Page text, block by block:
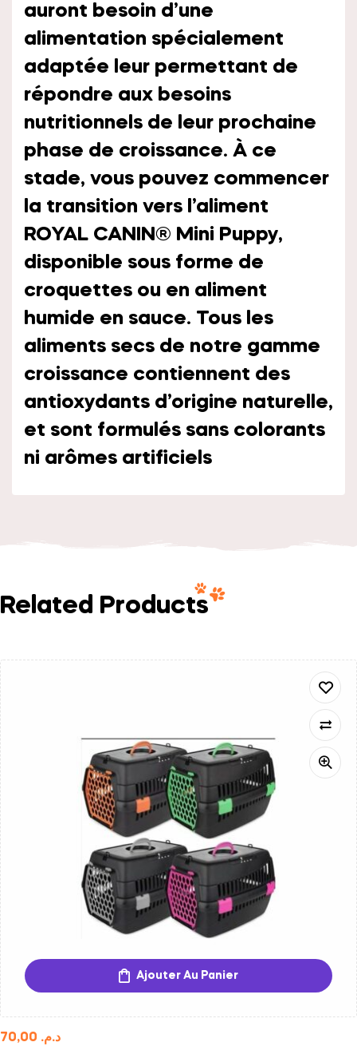
auront besoin d’une
alimentation spécialement
adaptée leur permettant de
répondre aux besoins
nutritionnels de leur prochaine
phase de croissance. À ce
stade, vous pouvez commencer
la transition vers l’aliment
ROYAL CANIN® Mini Puppy,
disponible sous forme de
croquettes ou en aliment
humide en sauce. Tous les
aliments secs de notre gamme
croissance contiennent des
antioxydants d’origine naturelle,
et sont formulés sans colorants
ni arômes artificiels
Related Products
Ajouter Au Panier
د.م.